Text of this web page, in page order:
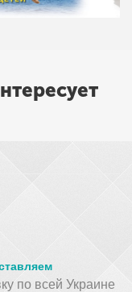
по всей Украине